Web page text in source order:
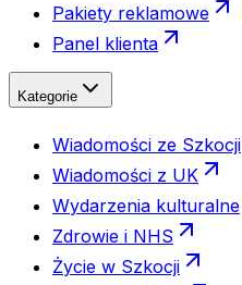
Pakiety reklamowe
Panel klienta
Kategorie
Wiadomości ze Szkocji
Wiadomości z UK
Wydarzenia kulturalne
Zdrowie i NHS
Życie w Szkocji